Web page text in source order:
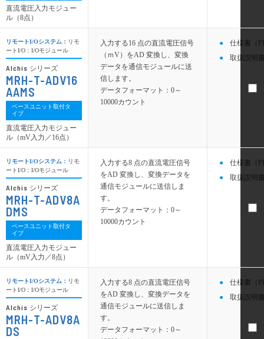
入力する16 点の直流電圧信号
（ｍV）をAD 変換し、変換
データを通信モジュールに送
信します。
データフォーマット：0～
10000カウント
仕様書（
取扱説明
入力する8 点の直流電圧信号
をAD 変換し、変換データを
通信モジュールに送信しま
す。
データフォーマット：0～
10000カウント
仕様書（
取扱説明
入力する8 点の直流電圧信号
をAD 変換し、変換データを
通信モジュールに送信しま
す。
データフォーマット：0～
仕様書（
取扱説明
直流電圧入力モジュー
ル（8点）
リモートI/Oシステム： リモ
ートI/O：I/Oモジュール
Alchis シリーズ
MRH-T-ADV16
AAMS
ベースユニット取付タ
イプ
直流電圧入力モジュー
ル（mV入力／16点）
リモートI/Oシステム： リモ
ートI/O：I/Oモジュール
Alchis シリーズ
MRH-T-ADV8A
DMS
ベースユニット取付タ
イプ
直流電圧入力モジュー
ル（mV入力／8点）
リモートI/Oシステム： リモ
ートI/O：I/Oモジュール
Alchis シリーズ
MRH-T-ADV8A
DS